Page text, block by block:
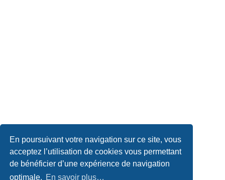
En poursuivant votre navigation sur ce site, vous
acceptez l’utilisation de cookies vous permettant
de bénéficier d’une expérience de navigation
optimale. En savoir plus…